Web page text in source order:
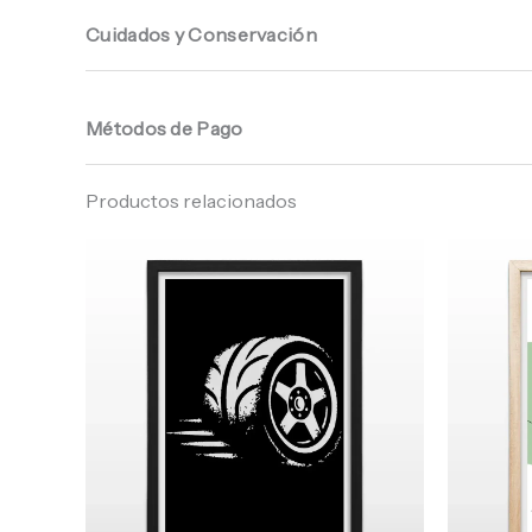
Cuidados y Conservación
Métodos de Pago
Productos relacionados
de
precios:
$ 68.960